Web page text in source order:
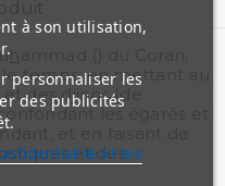
h
le temps,en mettant au
des djinns [de
les égarés et
et des
à son utilisation,
personnaliser les
des publicités
et les